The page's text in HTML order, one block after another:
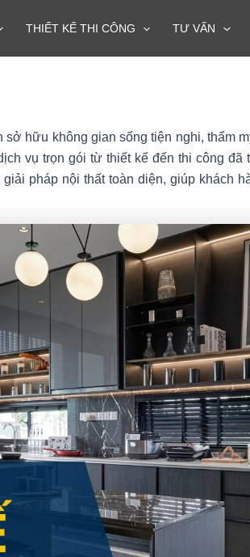
THIẾT KẾ THI CÔNG TƯ VẤN
hữu không gian sống tiện nghi, thẩm
vụ trọn gói từ thiết kế đến thi công
pháp nội thất toàn diện, giúp khách